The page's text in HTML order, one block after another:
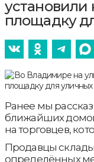
площадку
Ранее мы
ближайших
на торговцев,
Продавцы
определённых